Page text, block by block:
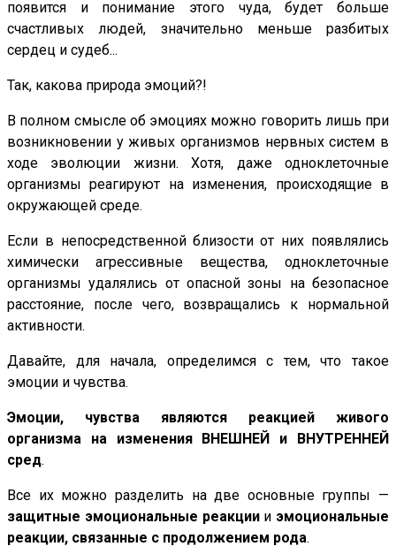
появится и понимание этого чуда, будет больше
счастливых людей, значительно меньше разбитых
сердец и судеб...
Так, какова природа эмоций?!
В полном смысле об эмоциях можно говорить лишь при
возникновении у живых организмов нервных систем в
ходе эволюции жизни. Хотя, даже одноклеточные
организмы реагируют на изменения, происходящие в
окружающей среде.
Если в непосредственной близости от них появлялись
химически агрессивные вещества, одноклеточные
организмы удалялись от опасной зоны на безопасное
расстояние, после чего, возвращались к нормальной
активности.
Давайте, для начала, определимся с тем, что такое
эмоции и чувства.
Эмоции, чувства являются реакцией живого
организма на изменения ВНЕШНЕЙ и ВНУТРЕННЕЙ
сред.
Все их можно разделить на две основные группы —
защитные эмоциональные реакциии эмоциональные
реакции, связанные с продолжением рода.